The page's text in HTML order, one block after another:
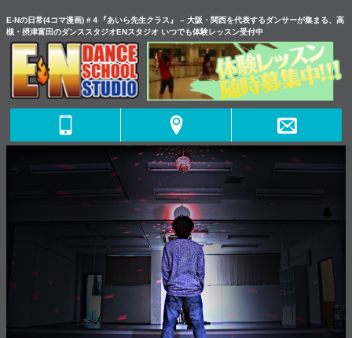
E-Nの日常(4コマ漫画) #４『あいら先生クラス』 – 大阪・関西を代表するダンサーが集まる、高
槻・摂津富田のダンススタジオENスタジオ いつでも体験レッスン受付中